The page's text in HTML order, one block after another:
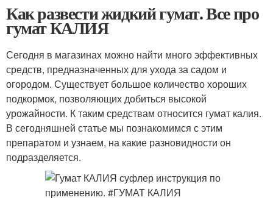
Как развести жидкий гумат. Все про
гумат КАЛИЯ
Сегодня в магазинах можно найти много эффективных
средств, предназначенных для ухода за садом и
огородом. Существует большое количество хороших
подкормок, позволяющих добиться высокой
урожайности. К таким средствам относится гумат калия.
В сегодняшней статье мы познакомимся с этим
препаратом и узнаем, на какие разновидности он
подразделяется.